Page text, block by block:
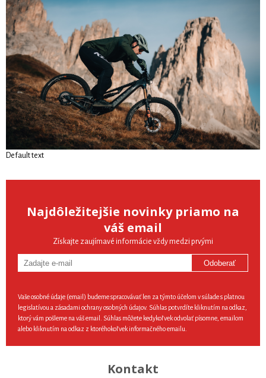
Default text
Najdôležitejšie novinky priamo na
váš email
Získajte zaujímavé informácie vždy medzi prvými
Odoberať
Vaše osobné údaje (email) budeme spracovávať len za týmto účelom v súlade s platnou
legislatívou a zásadami ochrany osobných údajov. Súhlas potvrdíte kliknutím na odkaz,
ktorý vám pošleme na váš email. Súhlas môžete kedykoľvek odvolať písomne, emailom
alebo kliknutím na odkaz z ktoréhokoľvek informačného emailu.
Kontakt